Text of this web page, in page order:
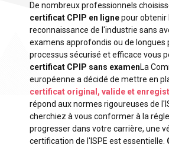
De nombreux professionnels
certificat CPIP en lignepour obtenir
reconnaissance de l'industrie sans
examens approfondis ou de longues
processus sécurisé et efficace vous
certificat CPIP sans examenLa
européenne a décidé de mettre en
certificat original, valide et
répond aux normes rigoureuses de
cherchiez à vous conformer à la
progresser dans votre carrière, une
certification de l'ISPE est essentielle.